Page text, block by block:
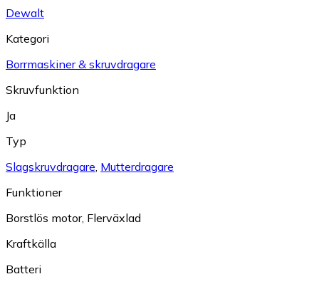
Dewalt
Kategori
Borrmaskiner & skruvdragare
Skruvfunktion
Ja
Typ
Slagskruvdragare Mutterdragare
Funktioner
Borstlös motor, Flerväxlad
Kraftkälla
Batteri